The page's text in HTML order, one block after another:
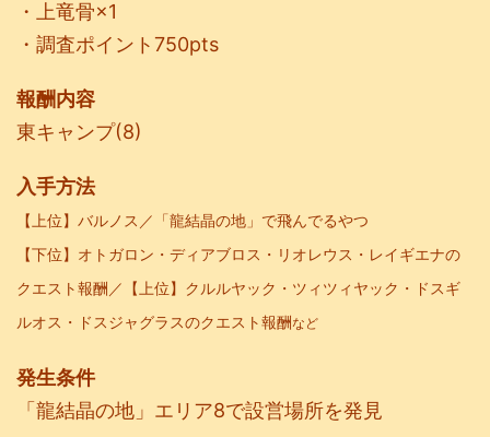
・上竜骨×1
・調査ポイント750pts
報酬内容
東キャンプ(8)
入手方法
【上位】バルノス／「龍結晶の地」で飛んでるやつ
【下位】オトガロン・ディアブロス・リオレウス・レイギエナの
クエスト報酬／【上位】クルルヤック・ツィツィヤック・ ドスギ
ルオス・ドスジャグラスのクエスト報酬など
発生条件
「龍結晶の地」エリア8で設営場所を発見